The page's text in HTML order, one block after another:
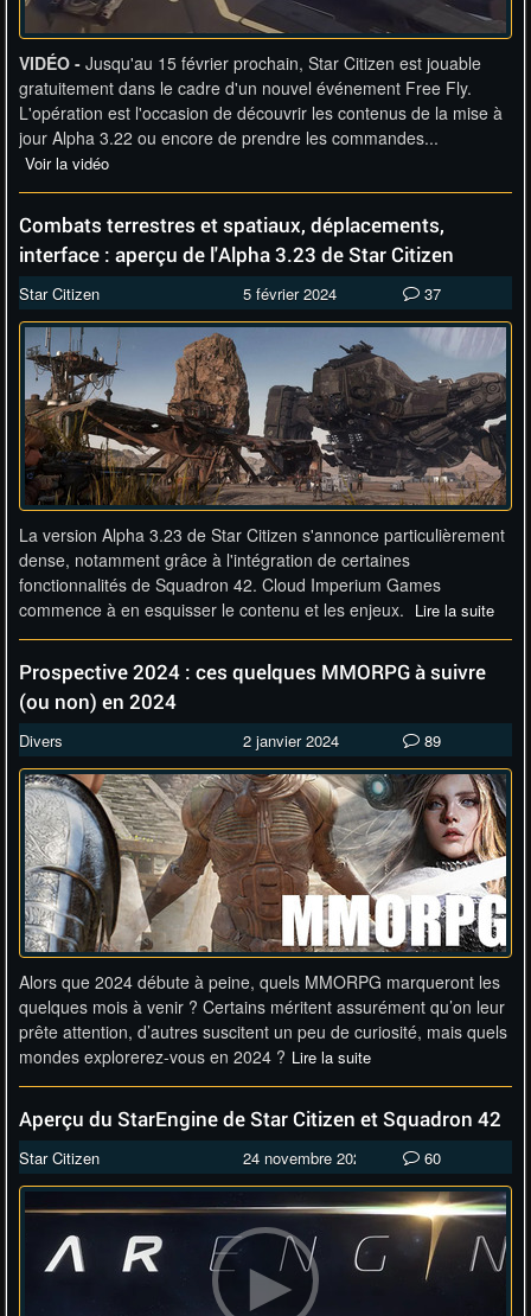
VIDÉO - Jusqu'au 15 février prochain, Star Citizen est jouable
gratuitement dans le cadre d'un nouvel événement Free Fly.
L'opération est l'occasion de découvrir les contenus de la mise à
jour Alpha 3.22 ou encore de prendre les commandes...
Voir la vidéo
Combats terrestres et spatiaux, déplacements,
interface : aperçu de l'Alpha 3.23 de Star Citizen
Star Citizen 5 février 2024 37
La version Alpha 3.23 de Star Citizen s'annonce particulièrement
dense, notamment grâce à l'intégration de certaines
fonctionnalités de Squadron 42. Cloud Imperium Games
commence à en esquisser le contenu et les enjeux. Lire la suite
Prospective 2024 : ces quelques MMORPG à suivre
(ou non) en 2024
Divers 2 janvier 2024 89
Alors que 2024 débute à peine, quels MMORPG marqueront les
quelques mois à venir ? Certains méritent assurément qu’on leur
prête attention, d’autres suscitent un peu de curiosité, mais quels
mondes explorerez-vous en 2024 ? Lire la suite
Aperçu du StarEngine de Star Citizen et Squadron 42
Star Citizen 24 novembre 2023 60